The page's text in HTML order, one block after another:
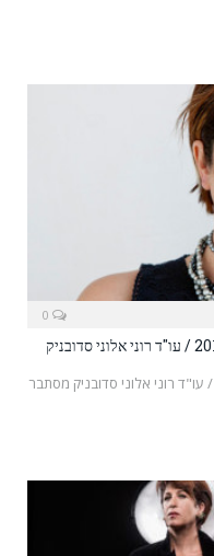
המשטרה עברה על החוק? 21 פברואר 2015 / עו"ד רוני אלוני סדובניק מסתבר